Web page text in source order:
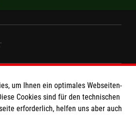
um Ihnen ein optimales Webseiten-
Cookies sind für den technischen
erforderlich, helfen uns aber auch